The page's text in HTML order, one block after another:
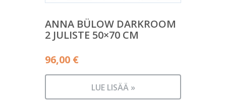
ANNA BÜLOW DARKROOM
2 JULISTE 50×70 CM
96,00 €
LUE LISÄÄ »